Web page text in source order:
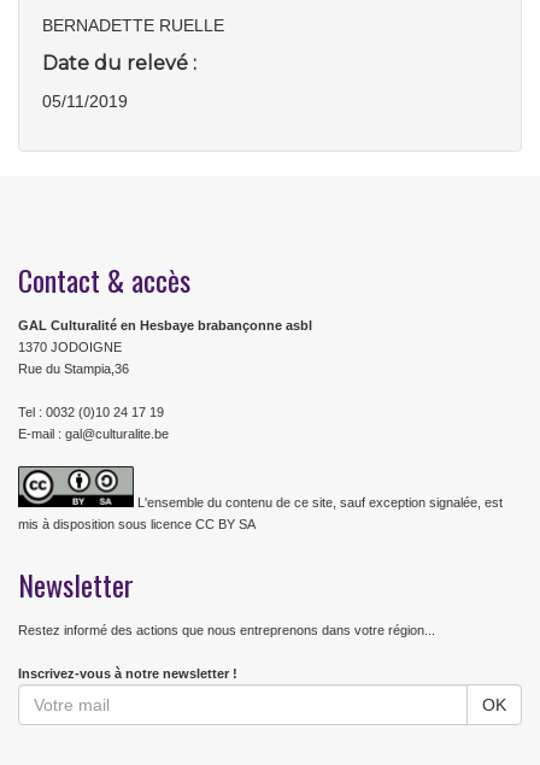
BERNADETTE RUELLE
Date du relevé :
05/11/2019
Contact & accès
GAL Culturalité en Hesbaye brabançonne asbl
1370 JODOIGNE
Rue du Stampia,36
Tel : 0032 (0)10 24 17 19
E-mail : gal@culturalite.be
L'ensemble du contenu de ce site, sauf exception signalée, est
mis à disposition sous licence CC BY SA
Newsletter
Restez informé des actions que nous entreprenons dans votre région...
Inscrivez-vous à notre newsletter !